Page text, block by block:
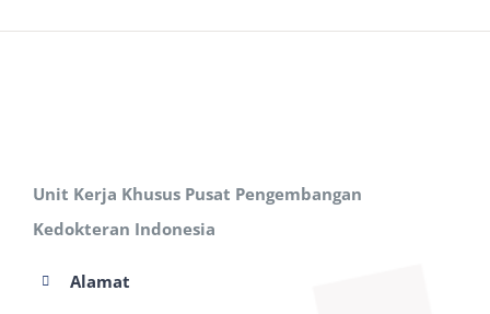
Unit Kerja Khusus Pusat Pengembangan
Kedokteran Indonesia
Alamat